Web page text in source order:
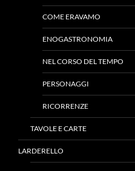
COME ERAVAMO
ENOGASTRONOMIA
NEL CORSO DEL TEMPO
PERSONAGGI
RICORRENZE
TAVOLE E CARTE
LARDERELLO